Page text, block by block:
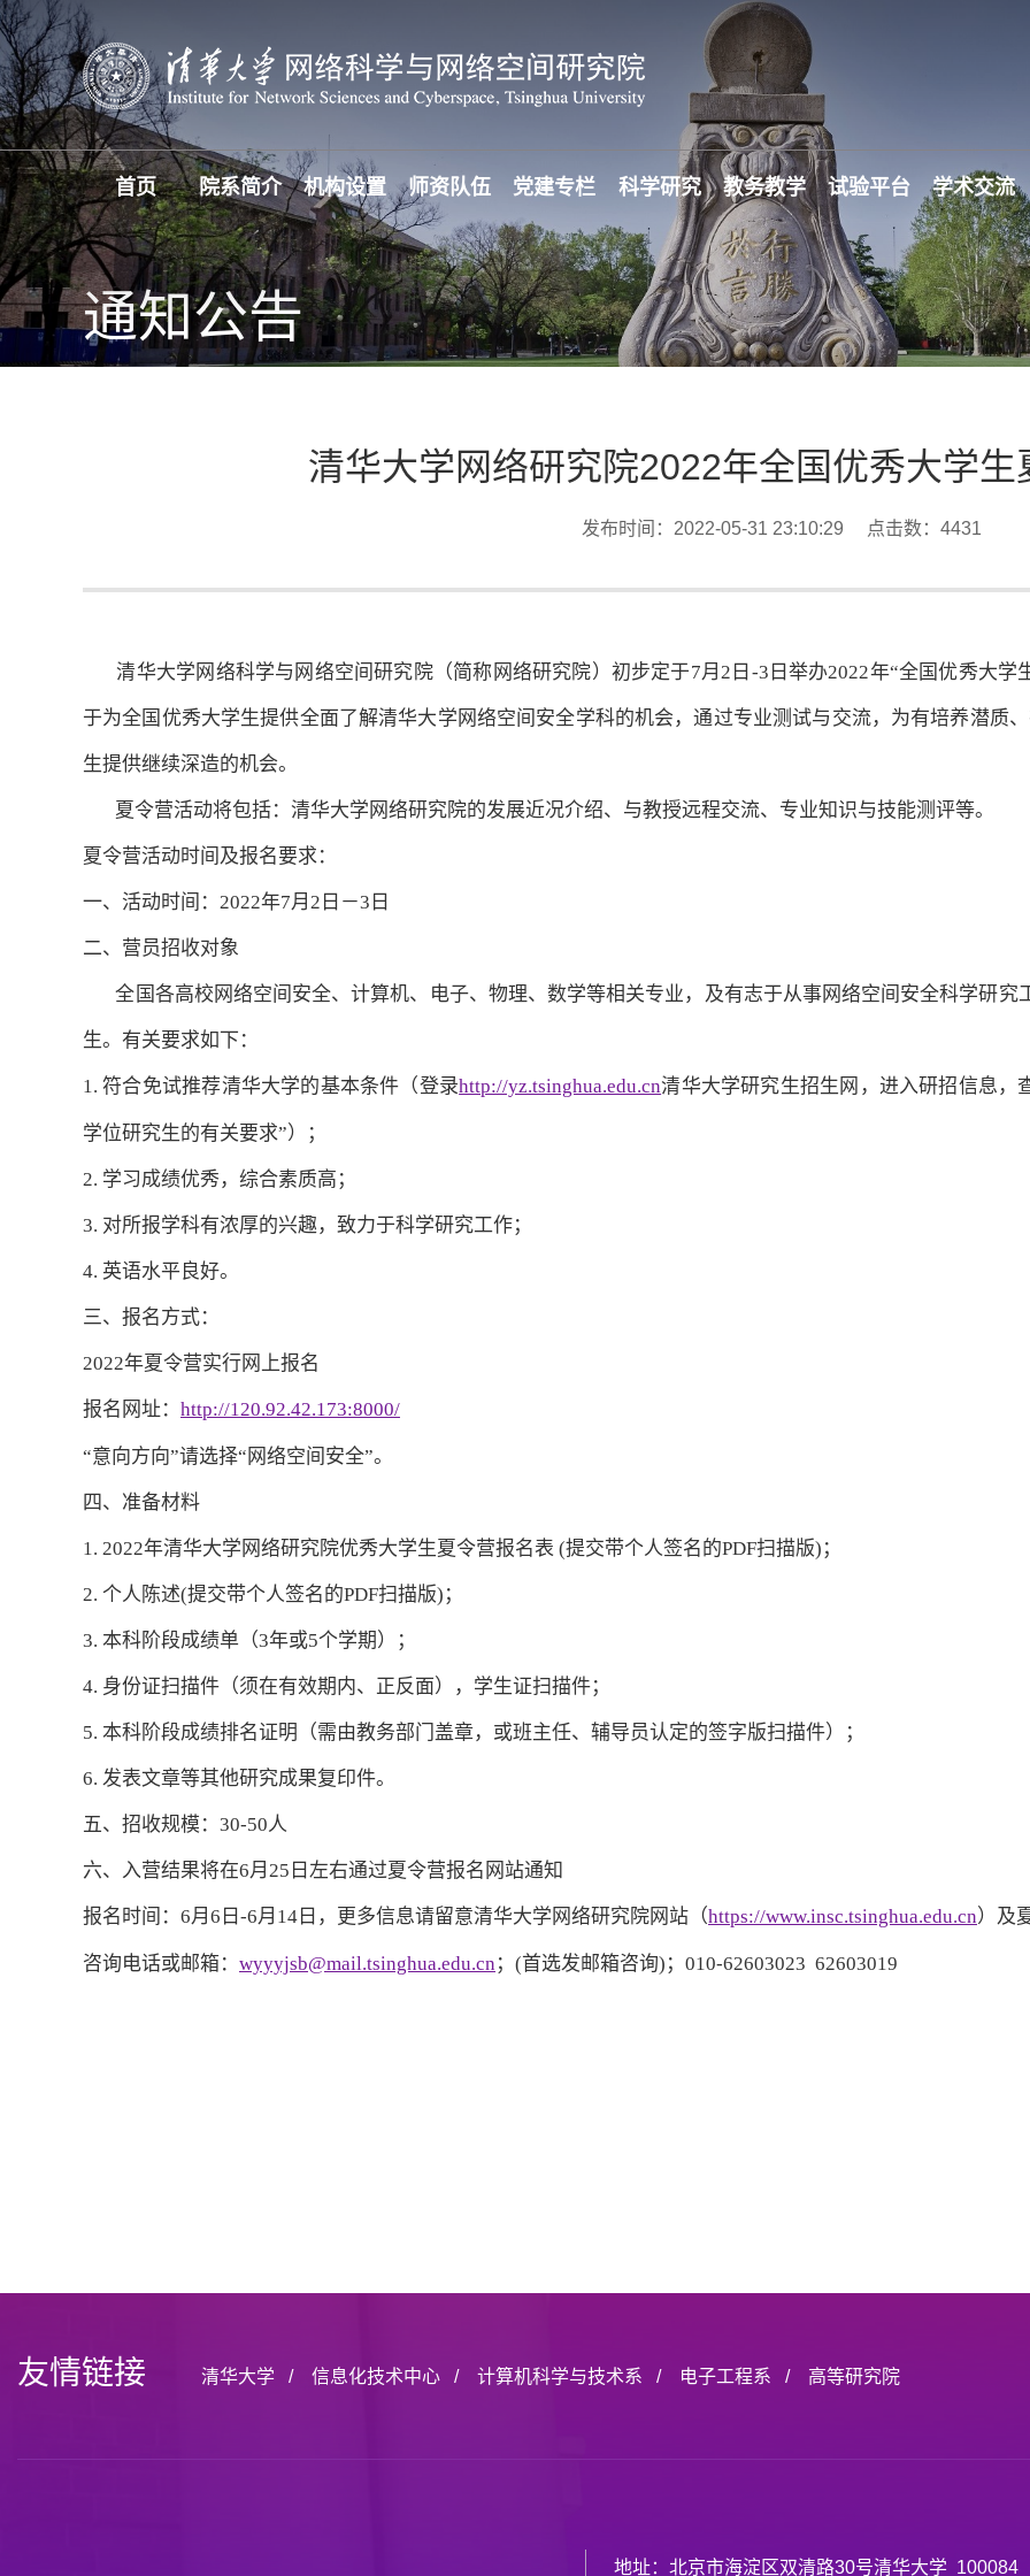
首页 院系简介 机构设置 师资队伍 党建专栏 科学研究 教务教学 试验平台 学术交流
通知公告
清华大学网络研究院2022年全国优秀大学生
发布时间：2022-05-31 23:10:29 点击数： 4431
清华大学网络科学与网络空间研究院（简称网络研究院）初步定于7月2日-3日举办2022年“全国优秀大学
于为全国优秀大学生提供全面了解清华大学网络空间安全学科的机会，通过专业测试与交流，为有培养潜质
生提供继续深造的机会。
夏令营活动将包括：清华大学网络研究院的发展近况介绍、与教授远程交流、专业知识与技能测评等。
夏令营活动时间及报名要求：
一、活动时间：2022年7月2日－3日
二、营员招收对象
全国各高校网络空间安全、计算机、电子、物理、数学等相关专业，及有志于从事网络空间安全科学研究
生。有关要求如下：
1. 符合免试推荐清华大学的基本条件（登录http://yz.tsinghua.edu.cn清华大学研究生招生网，进入研招信息，
学位研究生的有关要求”）；
2. 学习成绩优秀，综合素质高；
3. 对所报学科有浓厚的兴趣，致力于科学研究工作；
4. 英语水平良好。
三、报名方式：
2022年夏令营实行网上报名
报名网址： http://120.92.42.173:8000/
“意向方向”请选择“网络空间安全”。
四、准备材料
1. 2022年清华大学网络研究院优秀大学生夏令营报名表 (提交带个人签名的PDF扫描版)；
2. 个人陈述(提交带个人签名的PDF扫描版)；
3. 本科阶段成绩单（3年或5个学期）；
4. 身份证扫描件（须在有效期内、正反面），学生证扫描件；
5. 本科阶段成绩排名证明（需由教务部门盖章，或班主任、辅导员认定的签字版扫描件）；
6. 发表文章等其他研究成果复印件。
五、招收规模：30-50人
六、入营结果将在6月25日左右通过夏令营报名网站通知
报名时间：6月6日-6月14日，更多信息请留意清华大学网络研究院网站（https://www.insc.tsinghua.edu.cn）及
咨询电话或邮箱： wyyyjsb@mail.tsinghua.edu.cn ；(首选发邮箱咨询)；010-62603023 62603019
友情链接 清华大学 / 信息化技术中心 / 计算机科学与技术系 / 电子工程系 / 高等研究院
地址：北京市海淀区双清路30号清华大学 100084